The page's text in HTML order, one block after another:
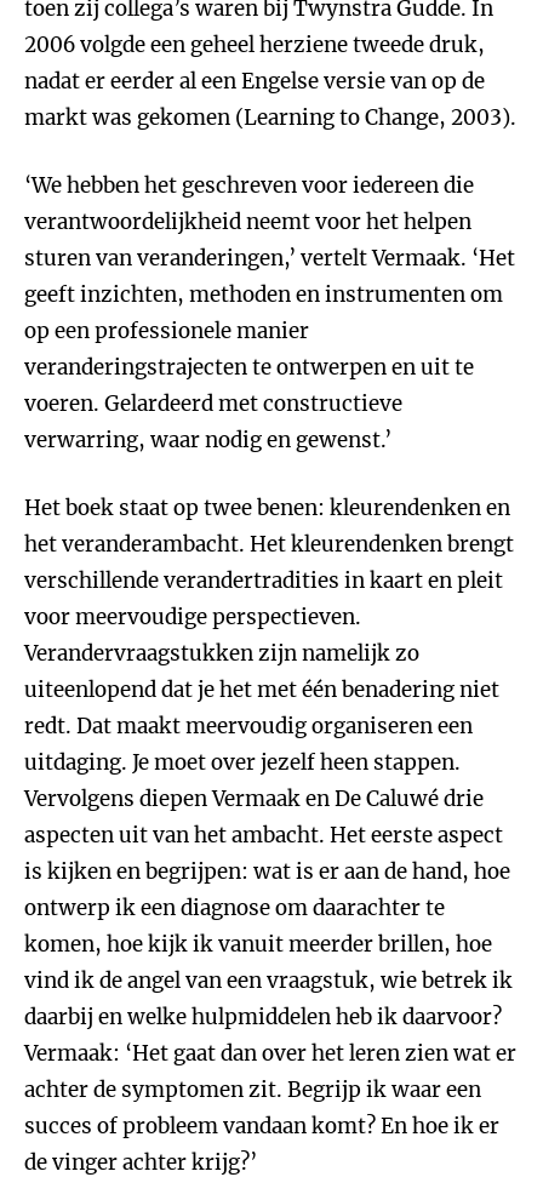
toen zij collega’s waren bij Twynstra Gudde. In
2006 volgde een geheel herziene tweede druk,
nadat er eerder al een Engelse versie van op de
markt was gekomen (Learning to Change, 2003).
‘We hebben het geschreven voor iedereen die
verantwoordelijkheid neemt voor het helpen
sturen van veranderingen,’ vertelt Vermaak. ‘Het
geeft inzichten, methoden en instrumenten om
op een professionele manier
veranderingstrajecten te ontwerpen en uit te
voeren. Gelardeerd met constructieve
verwarring, waar nodig en gewenst.’
Het boek staat op twee benen: kleurendenken en
het veranderambacht. Het kleurendenken brengt
verschillende verandertradities in kaart en pleit
voor meervoudige perspectieven.
Verandervraagstukken zijn namelijk zo
uiteenlopend dat je het met één benadering niet
redt. Dat maakt meervoudig organiseren een
uitdaging. Je moet over jezelf heen stappen.
Vervolgens diepen Vermaak en De Caluwé drie
aspecten uit van het ambacht. Het eerste aspect
is kijken en begrijpen: wat is er aan de hand, hoe
ontwerp ik een diagnose om daarachter te
komen, hoe kijk ik vanuit meerder brillen, hoe
vind ik de angel van een vraagstuk, wie betrek ik
daarbij en welke hulpmiddelen heb ik daarvoor?
Vermaak: ‘Het gaat dan over het leren zien wat er
achter de symptomen zit. Begrijp ik waar een
succes of probleem vandaan komt? En hoe ik er
de vinger achter krijg?’